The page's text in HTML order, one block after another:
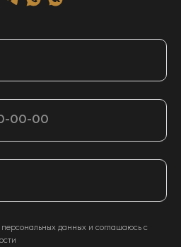
данных и соглашаюсь с